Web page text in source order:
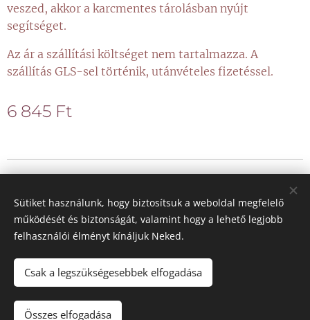
veszed, akkor a karcmentes tárolásban nyújt
segítséget.
Az ár a szállítási költséget nem tartalmazza. A
szállítás GLS-sel történik, utánvételes fizetéssel.
6 845 Ft
Sütik
Nyelvek
Magyar
Deutsch
Sütiket használunk, hogy biztosítsuk a weboldal megfelelő
működését és biztonságát, valamint hogy a lehető legjobb
felhasználói élményt kínáljuk Neked.
Csak a legszükségesebbek elfogadása
Összes elfogadása